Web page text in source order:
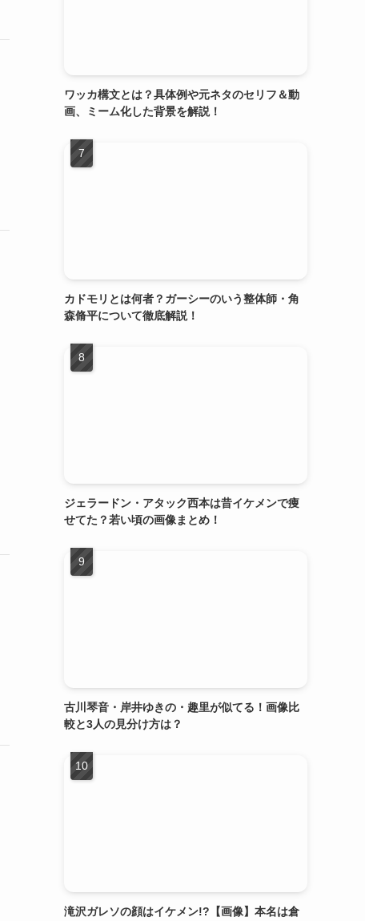
ワッカ構文とは？具体例や元ネタのセリフ＆動
画、ミーム化した背景を解説！
カドモリとは何者？ガーシーのいう整体師・角
森脩平について徹底解説！
ジェラードン・アタック西本は昔イケメンで痩
せてた？若い頃の画像まとめ！
古川琴音・岸井ゆきの・趣里が似てる！画像比
較と3人の見分け方は？
滝沢ガレソの顔はイケメン!?【画像】本名は倉